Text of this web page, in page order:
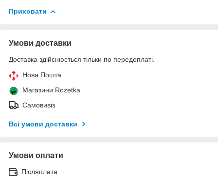
Приховати
Умови доставки
Доставка здійснюється тільки по передоплаті.
Нова Пошта
Магазини Rozetka
Самовивіз
Всі умови доставки
Умови оплати
Післяплата